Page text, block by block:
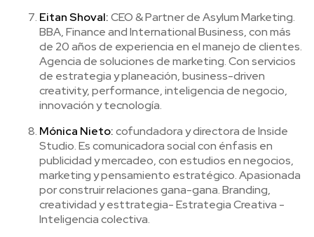
Eitan Shoval:CEO & Partner de Asylum Marketing.
BBA, Finance and International Business, con más
de 20 años de experiencia en el manejo de clientes.
Agencia de soluciones de marketing. Con servicios
de estrategia y planeación, business-driven
creativity, performance, inteligencia de negocio,
innovación y tecnología.
Mónica Nieto:cofundadora y directora de Inside
Studio. Es comunicadora social con énfasis en
publicidad y mercadeo, con estudios en negocios,
marketing y pensamiento estratégico. Apasionada
por construir relaciones gana-gana. Branding,
creatividad y esttrategia- Estrategia Creativa -
Inteligencia colectiva.